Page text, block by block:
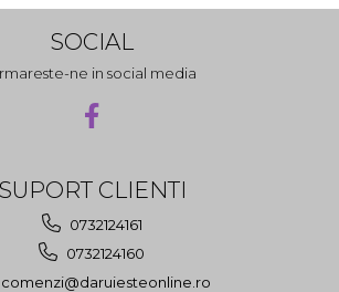
SOCIAL
ne in social media
SUPORT CLIENTI
0732124161
0732124160
comenzi@daruiesteonline.ro